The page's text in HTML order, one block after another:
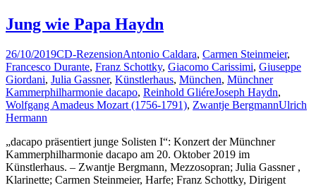
Jung wie Papa Haydn
26/10/2019CD-RezensionAntonio Caldara, Carmen Steinmeier,
Francesco Durante, Franz Schottky, Giacomo Carissimi, Giuseppe
Giordani, Julia Gassner, Künstlerhaus, München, Münchner
Kammerphilharmonie dacapo, Reinhold GliéreJoseph Haydn,
Wolfgang Amadeus Mozart (1756-1791), Zwantje BergmannUlrich
Hermann
„dacapo präsentiert junge Solisten I“: Konzert der Münchner
Kammerphilharmonie dacapo am 20. Oktober 2019 im
Künstlerhaus. – Zwantje Bergmann, Mezzosopran; Julia Gassner ,
Klarinette; Carmen Steinmeier, Harfe; Franz Schottky, Dirigent